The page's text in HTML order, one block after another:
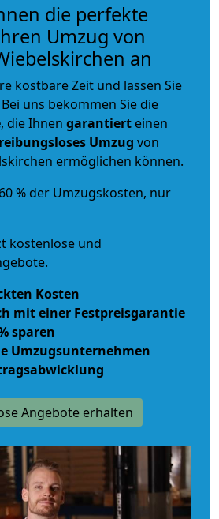
die perfekte
Umzug von
an
kostbare Zeit und lassen Sie
uns bekommen Sie die
, die Ihnen garantiert einen
reibungsloses Umzug von
ermöglichen können.
% der Umzugskosten, nur
kostenlose und
Kosten
mit einer Festpreisgarantie
sparen
Umzugsunternehmen
Angebote erhalten